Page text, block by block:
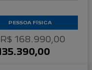
PESSOA FÍSICA
168.990,00